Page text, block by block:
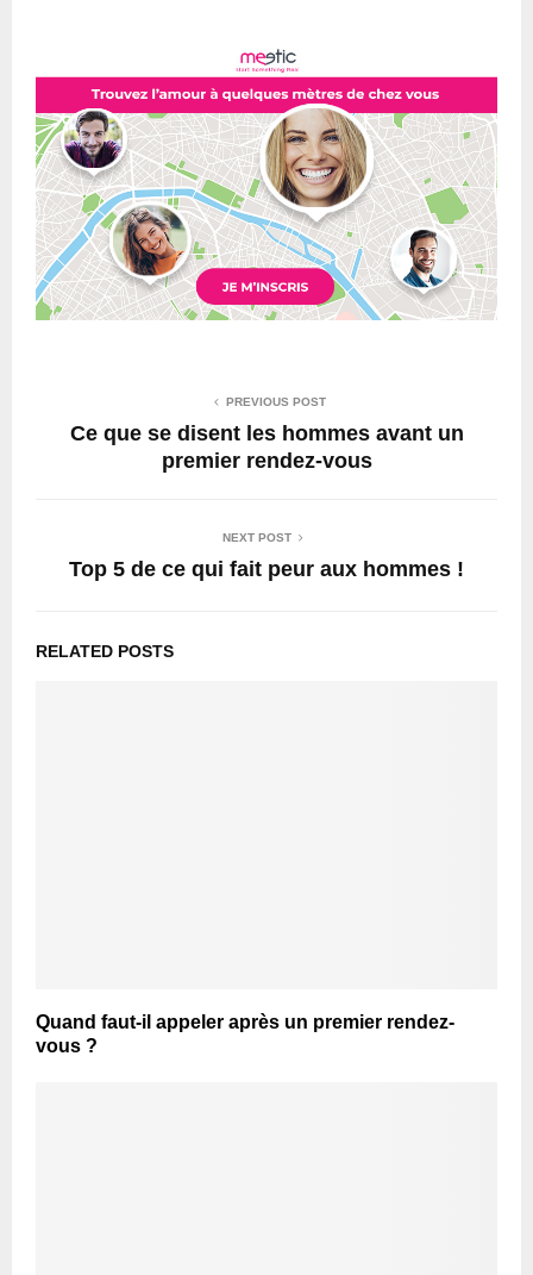
PREVIOUS POST
Ce que se disent les hommes avant un
premier rendez-vous
NEXT POST
Top 5 de ce qui fait peur aux hommes !
RELATED POSTS
Quand faut-il appeler après un premier rendez-
vous ?